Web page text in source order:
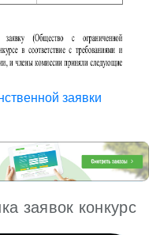
заявки
заявок конкурс